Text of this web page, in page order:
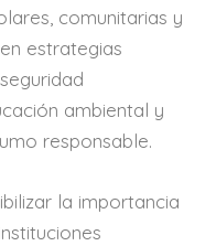
comunitarias y
estrategias
ambiental y
responsable.
la importancia